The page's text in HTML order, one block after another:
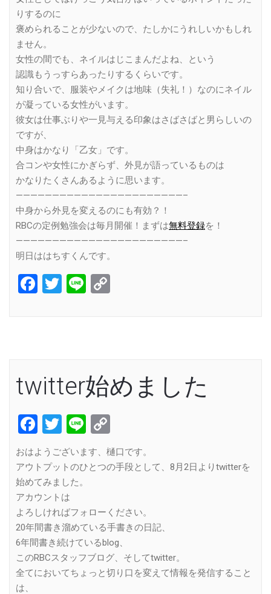
りするのに
褒められることが少ないので、たしかにうれしいかもしれ
ません。
女性の間でも、ネイルはじこまんだよね、という
認識もうっすらあったりするくらいです。
知り合いで、服装やメイクは地味（失礼！）なのにネイル
が凝っている女性がいます。
彼女は仕事ぶりや一見与える印象はさばさばと男らしいの
ですが、
中身はかなり「乙女」です。
合コンや女性にかぎらず、外見が語っているものは
かなりたくさんあるように思います。
———————————————————————–
中身から外見を変えるのにも有効？！
RBCの定例勉強会は毎月開催！まずは無料登録を！
———————————————————————–
明日ははちすくんです。
Facebook
Twitter
Line
twitter始めました
Facebook
Twitter
Line
Link
おはようございます、樋口です。
アウトプットのひとつの手段として、8月2日よりtwitterを
始めてみました。
アカウントは
よろしければフォローください。
20年間書き溜めている手書きの日記、
6年間書き続けているblog、
このRBCスタッフブログ、そしてtwitter。
全てにおいてちょっと切り口を変えて情報を発信すること
は、